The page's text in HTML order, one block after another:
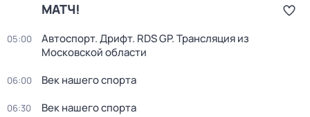
МАТЧ!
05:00
Автоспорт. Дрифт. RDS GP. Трансляция из
Московской области
06:00 Век нашего спорта
06:30 Век нашего спорта